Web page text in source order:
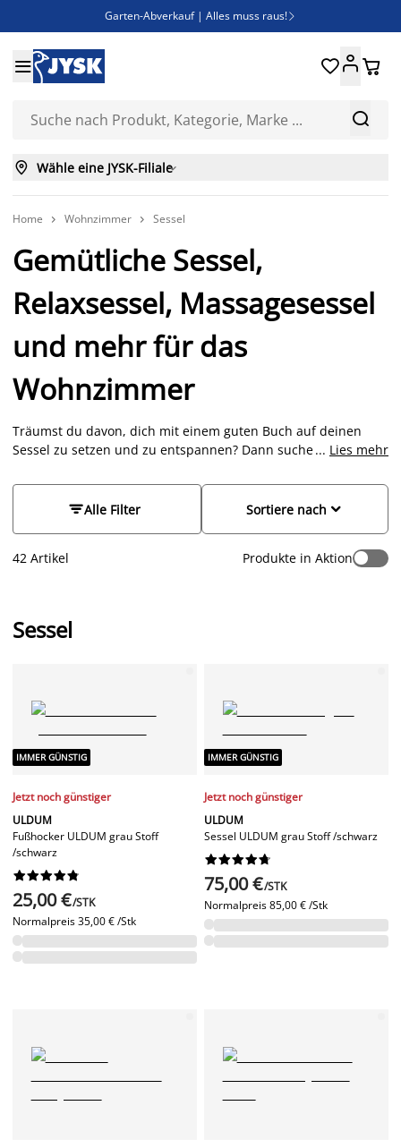
Garten-Abverkauf | Alles muss raus! 
Bist du Unternehmer? Entdecke JYSK-B2B
Esszimmerstuhl ADSLEV um nur 40€


 
 Wähle eine JYSK-Filiale
Home  Wohnzimmer  Sessel
Gemütliche Sessel,
Relaxsessel, Massagesessel
und mehr für das
Wohnzimmer
Träumst du davon, dich mit einem guten Buch auf deinen
Sessel zu setzen und zu entspannen? Dann suche dir bei JYSK
nur besonders gemütlich ist, sondern auch zu
deinem Sofa und deiner übrigen Einrichtung passt, damit du
Wähle zwischen Bezügen aus Stoff, Samt und hochwertigem
Massagesessel oder Relaxsessel mit verstellbaren Rücken-
und Fußteilen. Entdecke unsere Sessel-Auswahl und mache
... Lies mehr
Alle Filter 
Sortiere nach
42 Artikel Produkte in Aktion
Sessel
IMMER GÜNSTIG
Jetzt noch günstiger
ULDUM
Fußhocker ULDUM grau Stoff
/schwarz






25,00 €/STK
Normalpreis35,00 € /Stk
IMMER GÜNSTIG
Jetzt noch günstiger
ULDUM
Sessel ULDUM grau Stoff /schwarz






75,00 €/STK
Normalpreis85,00 € /Stk